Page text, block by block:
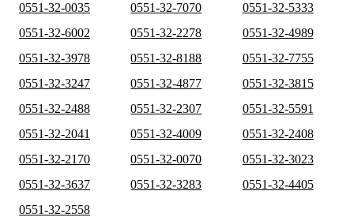
0551-32-0035
0551-32-7070
0551-32-5333
0551-32-6002
0551-32-2278
0551-32-4989
0551-32-3978
0551-32-8188
0551-32-7755
0551-32-3247
0551-32-4877
0551-32-3815
0551-32-2488
0551-32-2307
0551-32-5591
0551-32-2041
0551-32-4009
0551-32-2408
0551-32-2170
0551-32-0070
0551-32-3023
0551-32-3637
0551-32-3283
0551-32-4405
0551-32-2558